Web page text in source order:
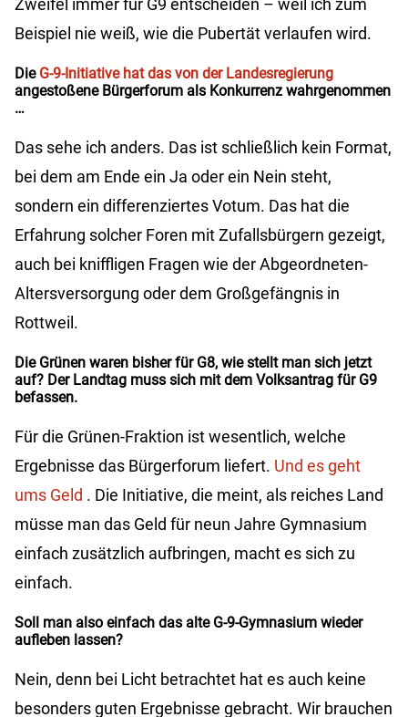
Zweifel immer für G9 entscheiden – weil ich zum
Beispiel nie weiß, wie die Pubertät verlaufen wird.
Die G-9-Initiative hat das von der Landesregierung
angestoßene Bürgerforum als Konkurrenz wahrgenommen
…
Das sehe ich anders. Das ist schließlich kein Format,
bei dem am Ende ein Ja oder ein Nein steht,
sondern ein differenziertes Votum. Das hat die
Erfahrung solcher Foren mit Zufallsbürgern gezeigt,
auch bei kniffligen Fragen wie der Abgeordneten-
Altersversorgung oder dem Großgefängnis in
Rottweil.
Die Grünen waren bisher für G8, wie stellt man sich jetzt
auf? Der Landtag muss sich mit dem Volksantrag für G9
befassen.
Für die Grünen-Fraktion ist wesentlich, welche
Ergebnisse das Bürgerforum liefert. Und es geht
ums Geld . Die Initiative, die meint, als reiches Land
müsse man das Geld für neun Jahre Gymnasium
einfach zusätzlich aufbringen, macht es sich zu
einfach.
Soll man also einfach das alte G-9-Gymnasium wieder
aufleben lassen?
Nein, denn bei Licht betrachtet hat es auch keine
besonders guten Ergebnisse gebracht. Wir brauchen